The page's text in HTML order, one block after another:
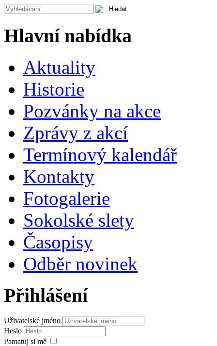
Hlavní nabídka
Aktuality
Historie
Pozvánky na akce
Zprávy z akcí
Termínový kalendář
Kontakty
Fotogalerie
Sokolské slety
Časopisy
Odběr novinek
Přihlášení
Uživatelské jméno
Heslo
Pamatuj si mě